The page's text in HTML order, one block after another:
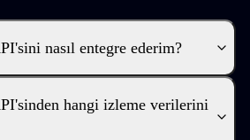
nasıl entegre ederim?
hangi izleme verilerini